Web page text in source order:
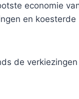
economie
en koesterde
de verkiezingen